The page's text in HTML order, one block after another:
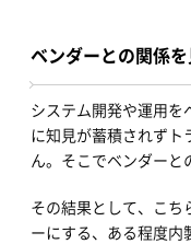
ベンダーとの関係
システム開発や運用を
に知見が蓄積されずト
ん。そこでベンダーと
その結果として、こち
ーにする、ある程度内